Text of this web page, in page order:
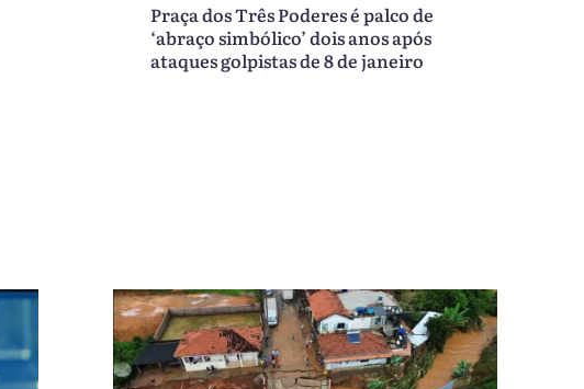
Praça dos Três Poderes é palco de
‘abraço simbólico’ dois anos após
ataques golpistas de 8 de janeiro